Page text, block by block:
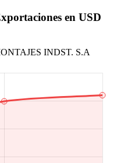
en USD
INDST. S.A